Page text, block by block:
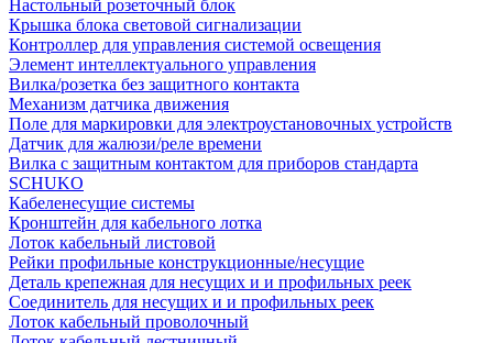
Настольный розеточный блок
Крышка блока световой сигнализации
Контроллер для управления системой освещения
Элемент интеллектуального управления
Вилка/розетка без защитного контакта
Механизм датчика движения
Поле для маркировки для электроустановочных устройств
Датчик для жалюзи/реле времени
Вилка с защитным контактом для приборов стандарта
SCHUKO
Кабеленесущие системы
Кронштейн для кабельного лотка
Лоток кабельный листовой
Рейки профильные конструкционные/несущие
Деталь крепежная для несущих и и профильных реек
Соединитель для несущих и и профильных реек
Лоток кабельный проволочный